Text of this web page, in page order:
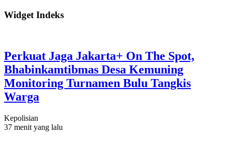
Widget Indeks
Perkuat Jaga Jakarta+ On The Spot,
Bhabinkamtibmas Desa Kemuning
Monitoring Turnamen Bulu Tangkis
Warga
Kepolisian
37 menit yang lalu